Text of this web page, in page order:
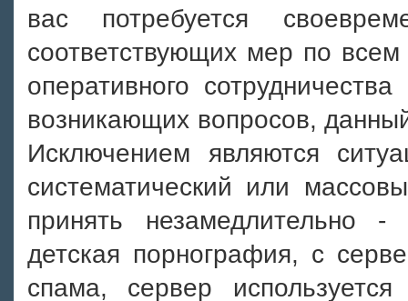
вас потребуется
соответствующих мер по
оперативного
возникающих вопросов,
Исключением являются
систематический или
принять незамедлительно
детская порнография, с
спама, сервер